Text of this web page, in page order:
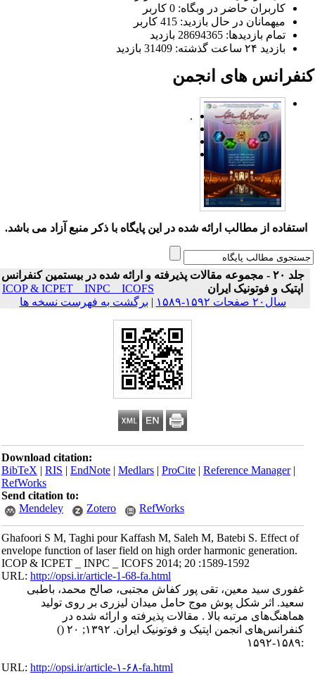
کاربران حاضر در وبگاه: 0 کاربر
میهمانان در حال بازدید: 415 کاربر
تمام بازدید‌ها: 28694365 بازدید
بازدید ۲۴ ساعت گذشته: 31409 بازدید
های انجمن
.
استفاده از مطالب ارائه شده در این پایگاه با ذکر منبع آزاد می باشد.
جلد ۲۰ - مجموعه مقالات پذیرفته و ارائه شده در بیستمین کنفرانس
اپتیک و فوتونیک ایران
ICOP & ICPET _ INPC _ ICOFS
سال۲۰ صفحات ۱۵۹۲-۱۵۸۹
| برگشت به فهرست نسخه ها
Download citation:
BibTeX|RIS|EndNote|Medlars|ProCite|Reference Manager
RefWorks
Send citation to:
Mendeley
Zotero RefWorks
Ghafoori S M, Taghi pour Kaffash M, Saleh M, Batebi S. Effect of
envelope function of laser field on high order harmonic generation.
ICOP & ICPET _ INPC _ ICOFS 2014; 20 :1589-1592
URL:http://opsi.ir/article-1-68-fa.html
غفوری سید معین، تقی پور کفاش مجتبی، صالح محمد، باطبی
سعید. اثر شکل پوش موج حامل میدان لیزری بر روی تولید
هماهنگ‌های مرتبه بالا . مقالات پذیرفته و ارائه شده در
کنفرانس‌های انجمن اپتیک و فوتونیک ایران. ۱۳۹۲; ۲۰
()
URL:http://opsi.ir/article-۱-۶۸-fa.html